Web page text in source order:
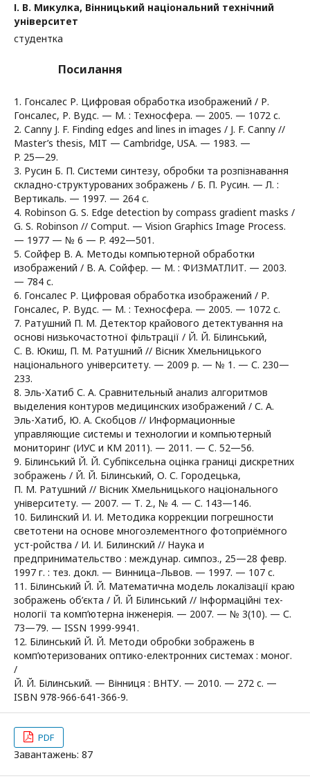
І. В. Микулка, Вінницький національний технічний
університет
студентка
Посилання
1. Гонсалес Р. Цифровая обработка изображений / Р.
Гонсалес, Р. Вудс. — М. : Техносфера. — 2005. — 1072 с.
2. Canny J. F. Finding edges and lines in images / J. F. Canny //
Master’s thesis, MIT — Cambridge, USA. — 1983. —
P. 25—29.
3. Русин Б. П. Системи синтезу, обробки та розпізнавання
складно-структурованих зображень / Б. П. Русин. — Л. :
Вертикаль. — 1997. — 264 с.
4. Robinson G. S. Edge detection by compass gradient masks /
G. S. Robinson // Comput. — Vision Graphics Image Process.
— 1977 — № 6 — P. 492—501.
5. Сойфер В. А. Методы компьютерной обработки
изображений / В. А. Сойфер. — М. : ФИЗМАТЛИТ. — 2003.
— 784 с.
6. Гонсалес Р. Цифровая обработка изображений / Р.
Гонсалес, Р. Вудс. — М. : Техносфера. — 2005. — 1072 с.
7. Ратушний П. М. Детектор крайового детектування на
основі низькочастотної фільтрації / Й. Й. Білинський,
С. В. Юкиш, П. М. Ратушний // Вісник Хмельницького
національного університету. — 2009 р. — № 1. — С. 230—
233.
8. Эль-Хатиб С. А. Сравнительный анализ алгоритмов
выделения контуров медицинских изображений / С. А.
Эль-Хатиб, Ю. А. Скобцов // Информационные
управляющие системы и технологии и компьютерный
мониторинг (ИУС и КМ 2011). — 2011. — C. 52—56.
9. Білинський Й. Й. Субпіксельна оцінка границі дискретних
зображень / Й. Й. Білинський, О. С. Городецька,
П. М. Ратушний // Вісник Хмельницького національного
університету. — 2007. — Т. 2., № 4. — С. 143—146.
10. Билинский И. И. Методика коррекции погрешности
светотени на основе многоэлементного фотоприёмного
уст-ройства / И. И. Билинский // Наука и
предпринимательство : междунар. симпоз., 25—28 февр.
1997 г. : тез. докл. — Винница–Львов. — 1997. — 107 с.
11. Білинський Й. Й. Математична модель локалізації краю
зображень об’єкта / Й. Й Білинський // Інформаційні тех-
нології та комп’ютерна інженерія. — 2007. — № 3(10). — С.
73—79. — ISSN 1999-9941.
12. Білинський Й. Й. Методи обробки зображень в
комп’ютеризованих оптико-електронних системах : моног.
/
Й. Й. Білинський. — Вінниця : ВНТУ. — 2010. — 272 с. —
ISBN 978-966-641-366-9.
PDF
Завантажень: 87